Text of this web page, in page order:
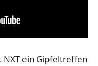
NXT ein Gipfeltreffen